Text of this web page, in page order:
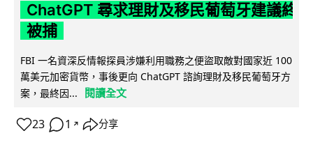
ChatGPT 尋求理財及移民葡萄牙建議終
被捕
FBI 一名資深反情報探員涉嫌利用職務之便盜取敵對國家近 100
萬美元加密貨幣，事後更向 ChatGPT 諮詢理財及移民葡萄牙方
案，最終因...
閱讀全文
23 1 ↗ 分享